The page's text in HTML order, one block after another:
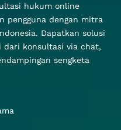
hukum online
pengguna dengan mitra
Dapatkan solusi
konsultasi via chat,
sengketa